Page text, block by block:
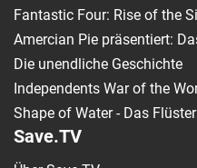
Fantastic Four: Rise of the
Amercian Pie präsentiert:
Die unendliche Geschichte
Independents War of the
Shape of Water - Das
Save.TV